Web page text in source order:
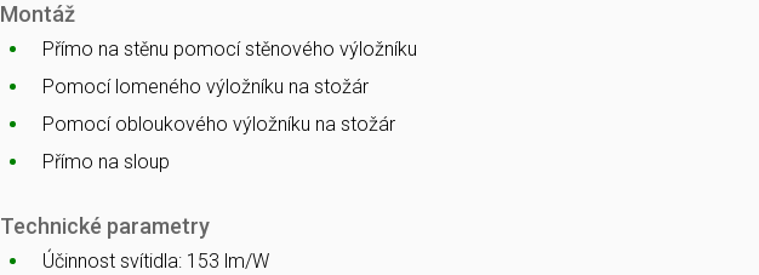
Montáž
Přímo na stěnu pomocí stěnového výložníku
Pomocí lomeného výložníku na stožár
Pomocí obloukového výložníku na stožár
Přímo na sloup
Technické parametry
Účinnost svítidla: 153 lm/W